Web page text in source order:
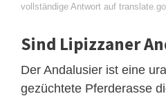
vollständige Antwort auf
Sind Lipizzaner
Der Andalusier ist eine
gezüchtete Pferderasse